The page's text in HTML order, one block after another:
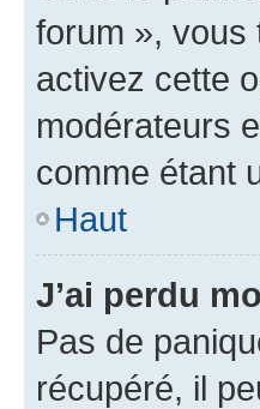
forum », vous
activez cette
modérateurs
comme étant
Haut
J’ai perdu
Pas de
récupéré, il